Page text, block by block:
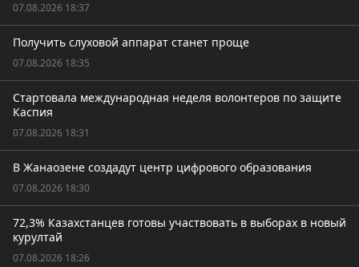
07.08.2026 18:37
Получить слуховой аппарат станет проще
07.08.2026 18:35
Стартовала международная неделя волонтеров по защите
Каспия
07.08.2026 18:31
В Жанаозене создадут центр цифрового образования
07.08.2026 18:30
72,3% Казахстанцев готовы участвовать в выборах в новый
курултай
07.08.2026 18:26